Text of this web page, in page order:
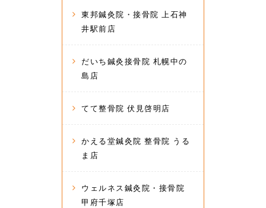
東邦鍼灸院・接骨院 上石神
井駅前店
だいち鍼灸接骨院 札幌中の
島店
てて整骨院 伏見啓明店
かえる堂鍼灸院 整骨院 うる
ま店
ウェルネス鍼灸院・接骨院
甲府千塚店